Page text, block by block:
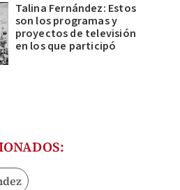
Talina Fernández: Estos
son los programas y
proyectos de televisión
en los que participó